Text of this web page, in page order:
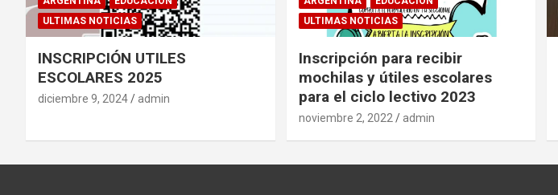
ULTIMAS NOTICIAS
INSCRIPCIÓN UTILES
ESCOLARES 2025
diciembre 9, 2024 admin
ULTIMAS NOTICIAS
Inscripción para recibir
mochilas y útiles escolares
para el ciclo lectivo 2023
noviembre 2, 2022 admin